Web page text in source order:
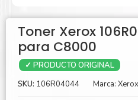
Toner Xerox
para C8000
✓ PRODUCTO ORIGINAL
SKU: 106R04044 Marca: Xerox